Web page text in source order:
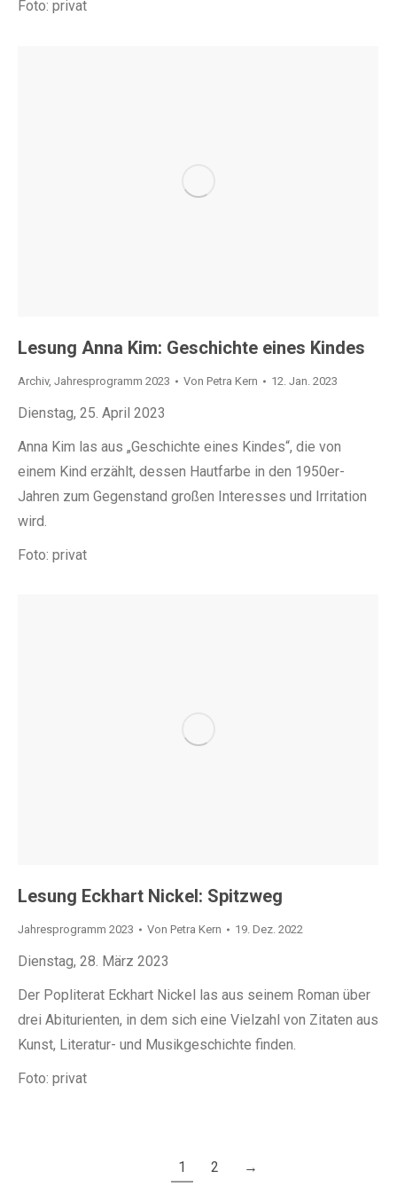
Foto: privat
Lesung Anna Kim: Geschichte eines Kindes
Archiv, Jahresprogramm 2023 Von Petra Kern 12. Jan. 2023
Dienstag, 25. April 2023
Anna Kim las aus „Geschichte eines Kindes“, die von
einem Kind erzählt, dessen Hautfarbe in den 1950er-
Jahren zum Gegenstand großen Interesses und Irritation
wird.
Foto: privat
Lesung Eckhart Nickel: Spitzweg
Jahresprogramm 2023 Von Petra Kern 19. Dez. 2022
Dienstag, 28. März 2023
Der Popliterat Eckhart Nickel las aus seinem Roman über
drei Abiturienten, in dem sich eine Vielzahl von Zitaten aus
Kunst, Literatur- und Musikgeschichte finden.
Foto: privat
1 2 →